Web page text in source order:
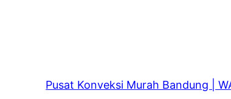
Pusat Konveksi Murah Bandung |